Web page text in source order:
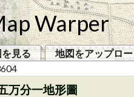
Warper
見る
地図をアップロ
万分一地形圖